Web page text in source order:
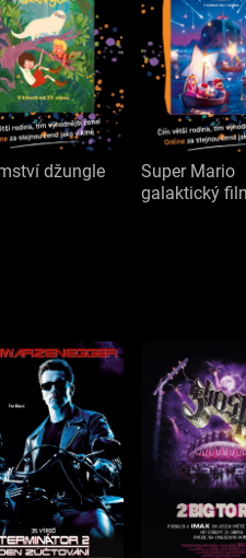
džungle
Super Mario
galaktický